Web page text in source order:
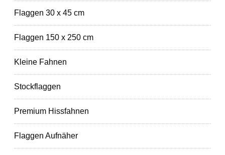
Flaggen 30 x 45 cm
Flaggen 150 x 250 cm
Kleine Fahnen
Stockflaggen
Premium Hissfahnen
Flaggen Aufnäher